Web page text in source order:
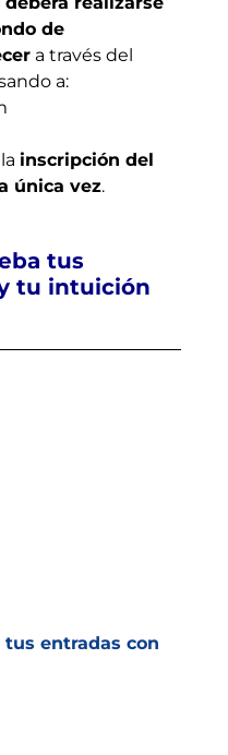
de
a través del
a:
inscripción del
única vez.
tus
tu intuición
entradas con